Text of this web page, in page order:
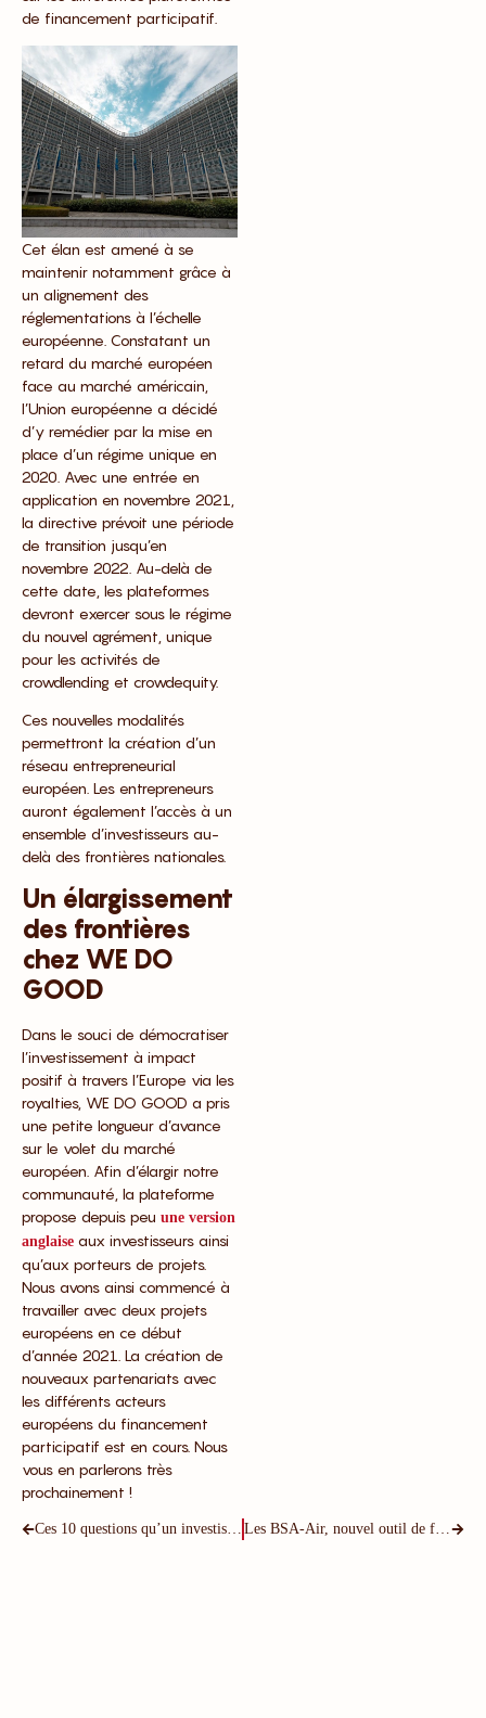
de financement participatif.
Cet élan est amené à se
maintenir notamment grâce à
un alignement des
réglementations à l’échelle
européenne. Constatant un
retard du marché européen
face au marché américain,
l’Union européenne a décidé
d’y remédier par la mise en
place d’un régime unique en
2020. Avec une entrée en
application en novembre 2021,
la directive prévoit une période
de transition jusqu’en
novembre 2022. Au-delà de
cette date, les plateformes
devront exercer sous le régime
du nouvel agrément, unique
pour les activités de
crowdlending et crowdequity.
Ces nouvelles modalités
permettront la création d’un
réseau entrepreneurial
européen. Les entrepreneurs
auront également l’accès à un
ensemble d’investisseurs au-
delà des frontières nationales.
Un élargissement
des frontières
chez WE DO
GOOD
Dans le souci de démocratiser
l’investissement à impact
positif à travers l’Europe via les
royalties, WE DO GOOD a pris
une petite longueur d’avance
sur le volet du marché
européen. Afin d’élargir notre
communauté, la plateforme
propose depuis peu une version
anglaise aux investisseurs ainsi
qu’aux porteurs de projets.
Nous avons ainsi commencé à
travailler avec deux projets
européens en ce début
d’année 2021. La création de
nouveaux partenariats avec
les différents acteurs
européens du financement
participatif est en cours. Nous
vous en parlerons très
prochainement !
Ces 10 questions qu’un investisseur vous posera lors d’une levée de fonds Les BSA-Air, nouvel outil de financement des start-ups